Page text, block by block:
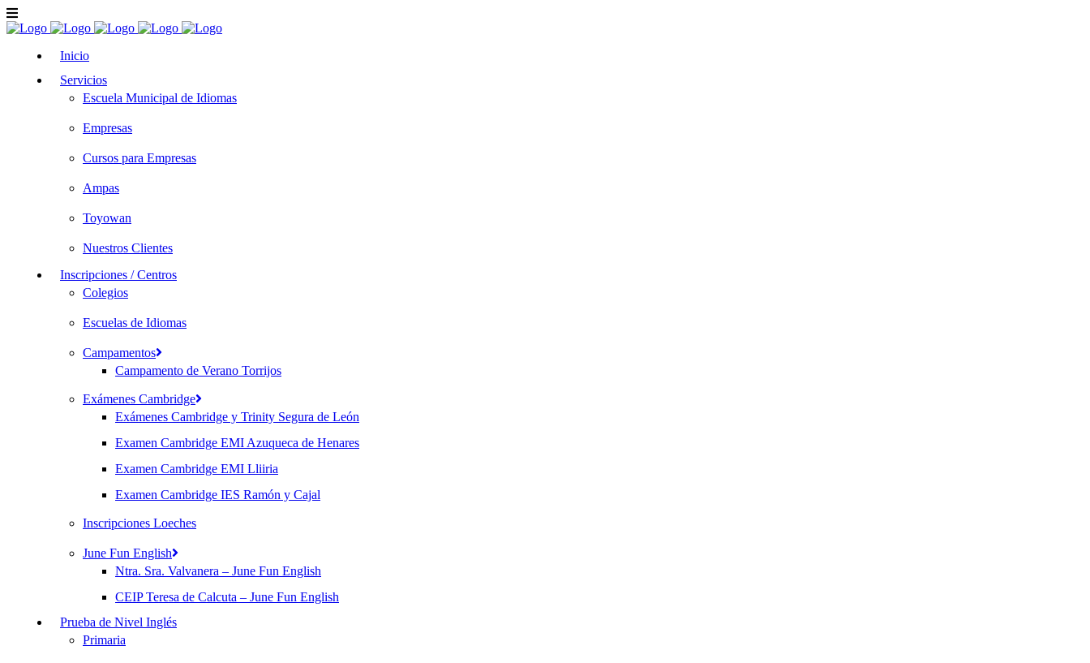
Inicio
Servicios
Escuela Municipal de Idiomas
Empresas
Cursos para Empresas
Ampas
Toyowan
Nuestros Clientes
Inscripciones / Centros
Colegios
Escuelas de Idiomas
Campamentos
Campamento de Verano Torrijos
Exámenes Cambridge
Exámenes Cambridge y Trinity Segura de León
Examen Cambridge EMI Azuqueca de Henares
Examen Cambridge EMI Lliiria
Examen Cambridge IES Ramón y Cajal
Inscripciones Loeches
June Fun English
Ntra. Sra. Valvanera – June Fun English
CEIP Teresa de Calcuta – June Fun English
Prueba de Nivel Inglés
Primaria